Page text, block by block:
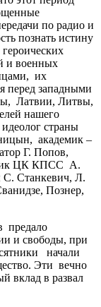
по радио и
познать истину
и военных
их
перед западными
Латвии, Литвы,
нашего
страны
академик –
Г. Попов,
ЦК КПСС А.
С. Станкевич, Л.
Познер,
предало
и свободы, при
начали
Эти вечно
вклад в развал